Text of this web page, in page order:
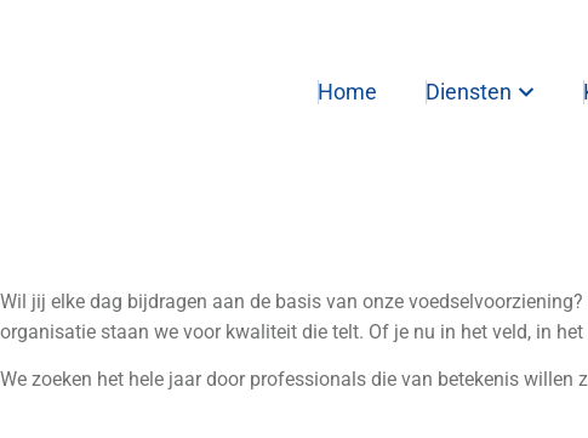
Home Diensten
Wil jij elke dag bijdragen aan de basis van onze
organisatie staan we voor kwaliteit die telt. Of je nu in het veld, in
We zoeken het hele jaar door professionals die van betekenis willen